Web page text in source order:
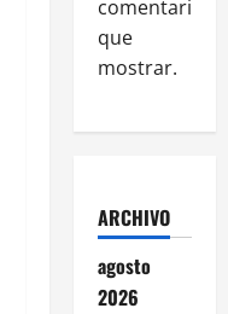
comentarios
que
mostrar.
ARCHIVO
agosto
2026